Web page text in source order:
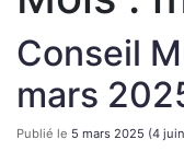
Conseil
mars
Publié le 5 mars 2025 (4